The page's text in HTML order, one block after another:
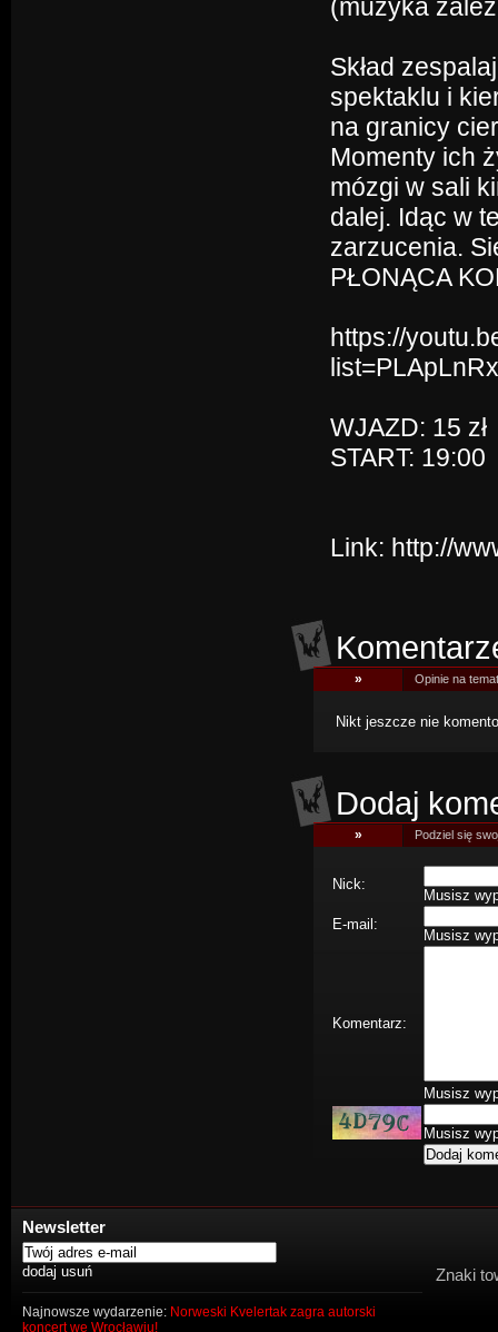
(muzyka
Skład
spektaklu i
na granicy
Momenty ich
mózgi w sali
dalej. Idąc w
zarzucenia.
PŁONĄCA
https://
WJAZD: 15 zł
START: 19:00
Link: http://
» Opinie na
Nikt jeszcze nie
Dodaj
» Podziel się
Nick:
Musisz
E-mail:
Musisz
Komentarz:
Musisz
Musisz
Newsletter
Najnowsze wydarzenie: Norweski Kvelertak zagra autorski
koncert we Wrocławiu!
Znaki